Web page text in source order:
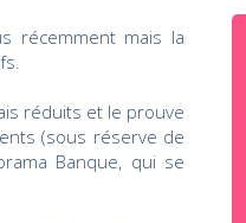
récemment mais la
réduits et le prouve
(sous réserve de
Banque, qui se